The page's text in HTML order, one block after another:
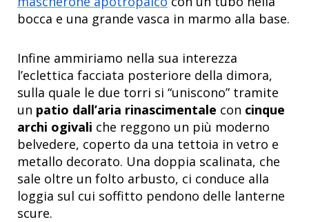
bocca e una grande vasca in marmo alla base.
Infine ammiriamo nella sua interezza
l’eclettica facciata posteriore della dimora,
sulla quale le due torri si “uniscono” tramite
un patio dall’aria rinascimentale con cinque
archi ogivali che reggono un più moderno
belvedere, coperto da una tettoia in vetro e
metallo decorato. Una doppia scalinata, che
sale oltre un folto arbusto, ci conduce alla
loggia sul cui soffitto pendono delle lanterne
scure.